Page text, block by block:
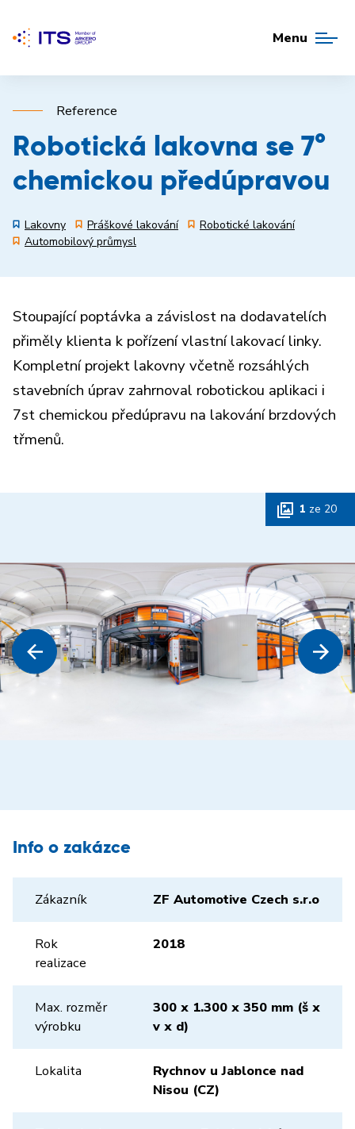
Menu
Reference
Robotická lakovna se 7°
chemickou předúpravou
Lakovny Práškové lakování
Robotické lakování
Automobilový průmysl
Stoupající poptávka a závislost na dodavatelích
přiměly klienta k pořízení vlastní lakovací linky.
Kompletní projekt lakovny včetně rozsáhlých
stavebních úprav zahrnoval robotickou aplikaci i
7st chemickou předúpravu na lakování brzdových
třmenů.
1 ze 20
Info o zakázce
Zákazník ZF Automotive Czech s.r.o
Rok
realizace
2018
Max. rozměr
výrobku
300 x 1.300 x 350 mm (š x
v x d)
Lokalita
Rychnov u Jablonce nad
Nisou (CZ)